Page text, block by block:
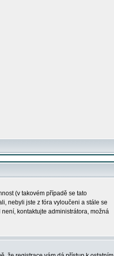
(v takovém případě se tato
nebyli jste z fóra vyloučeni a stále se
kontaktujte administrátora, možná